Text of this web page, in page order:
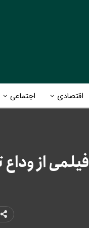
اقتصادی اجتماعی
فیلمی از